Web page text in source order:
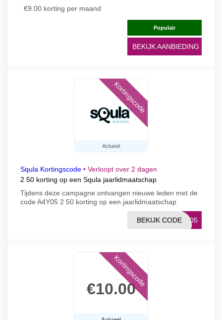
€9.00 korting per maand
Populair
BEKIJK AANBIEDING
Actueel
Kortingscode
Squla Kortingscode • Verloopt over 2 dagen
2 50 korting op een Squla jaarlidmaatschap
Tijdens deze campagne ontvangen nieuwe leden met de
code A4Y05 2 50 korting op een jaarlidmaatschap
4Y05
BEKIJK CODE
€10.00
Kortingscode